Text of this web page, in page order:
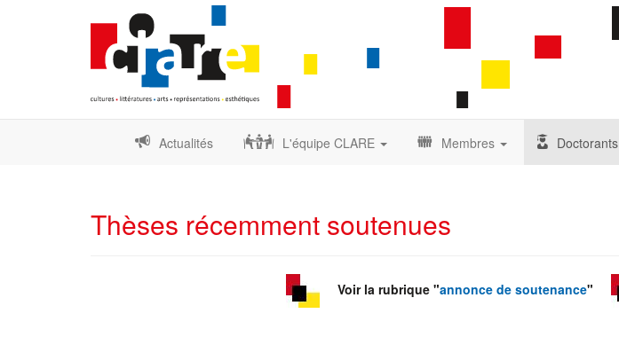
Actualités L'équipe CLARE Membres Doctorants
Thèses récemment soutenues
Voir la rubrique "annonce de soutenance"